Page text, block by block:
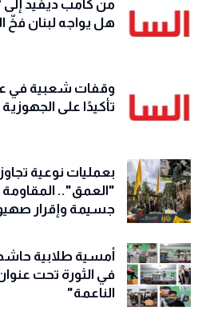
من كامب ديفيد إلى
هل يواجه لبنان فخّ
وقفات شعبية في
تأكيدًا على الجهوزية
بعمليات نوعية
"العمق".. المقاومة
جسيمة وإقرار
أمسية طلابية
في الثورة تحت
الناعمة"